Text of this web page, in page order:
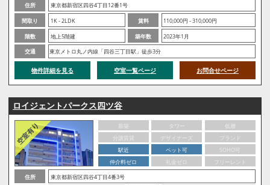
住所
東京都新宿区四谷4丁目12番1号
間取り
1K - 2LDK 賃料
110,000円 - 310,000円
階数
地上5階建 築年数
2023年1月
交通
東京メトロ丸ノ内線「四谷三丁目駅」徒歩3分
物件詳細を見る 空室一覧ページ お問合せページ
ロイジェントパークス四ツ谷
新築 タワー
低層
分譲賃貸
デザイナーズ
ブランド
駅近
ペット可
SOHO可
仲介料ゼロ
礼金ゼロ
フリーレント
住所
東京都新宿区四谷4丁目4番3号